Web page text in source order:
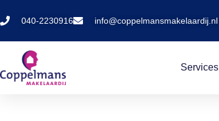
040-2230916 info@coppelmansmakelaardij.nl
Services